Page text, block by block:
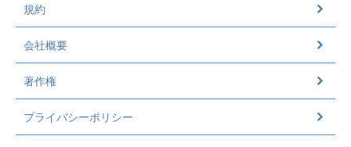
規約
会社概要
著作権
プライバシーポリシー